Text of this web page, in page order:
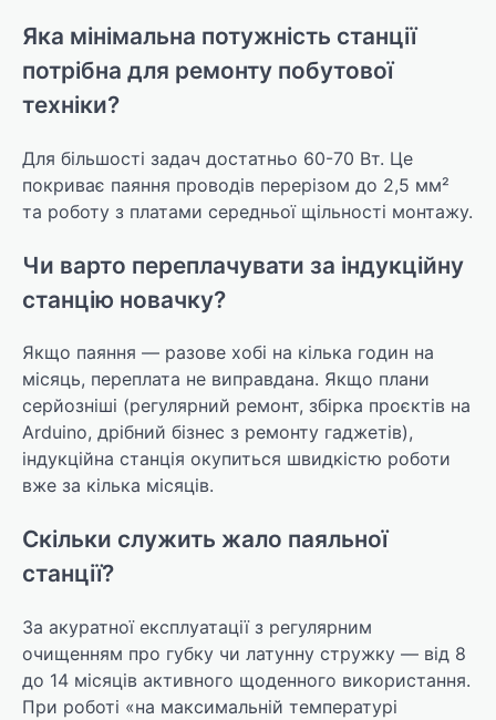
Яка мінімальна потужність станції
потрібна для ремонту побутової
техніки?
Для більшості задач достатньо 60-70 Вт. Це
покриває паяння проводів перерізом до 2,5 мм²
та роботу з платами середньої щільності монтажу.
Чи варто переплачувати за індукційну
станцію новачку?
Якщо паяння — разове хобі на кілька годин на
місяць, переплата не виправдана. Якщо плани
серйозніші (регулярний ремонт, збірка проєктів на
Arduino, дрібний бізнес з ремонту гаджетів),
індукційна станція окупиться швидкістю роботи
вже за кілька місяців.
Скільки служить жало паяльної
станції?
За акуратної експлуатації з регулярним
очищенням про губку чи латунну стружку — від 8
до 14 місяців активного щоденного використання.
При роботі «на максимальній температурі